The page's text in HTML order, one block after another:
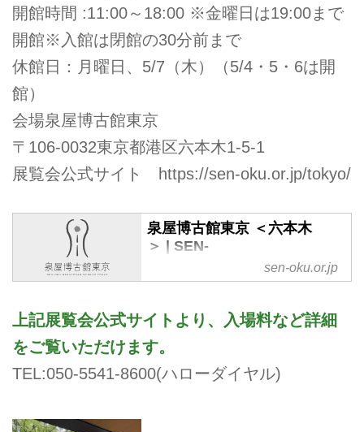
開館時間 :11:00～18:00 ※金曜日は19:00まで
開館※入館は閉館の30分前まで
休館日：月曜日、5/7（木）（5/4・5・6は開
館）
会場泉屋博古館東京
〒106-0032東京都港区六本木1-5-1
展覧会公式サイト https://sen-oku.or.jp/tokyo/
泉屋博古館東京 ＜六本木
＞ | SEN-
OKU HAKUKOKAN MUSEU
M TOKYO
泉屋博古館東京＜六本木＞のWeb
ページです。展覧会・イベント情
報やお知らせなどの発信、館蔵品
のご紹介など。
sen-oku.or.jp
上記展覧会公式サイトより、入場料など詳細
をご覧いただけます。
TEL:050-5541-8600(ハローダイヤル)